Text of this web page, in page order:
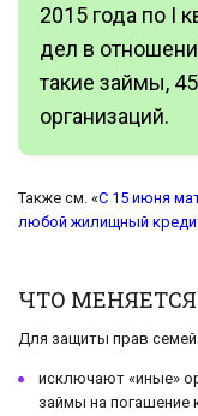
2015 года по I
дел в
такие займы,
организаций.
Также см. «С 15 июня
любой жилищный
ЧТО МЕНЯЕТСЯ
Для защиты прав
исключают «иные»
займы на погашение